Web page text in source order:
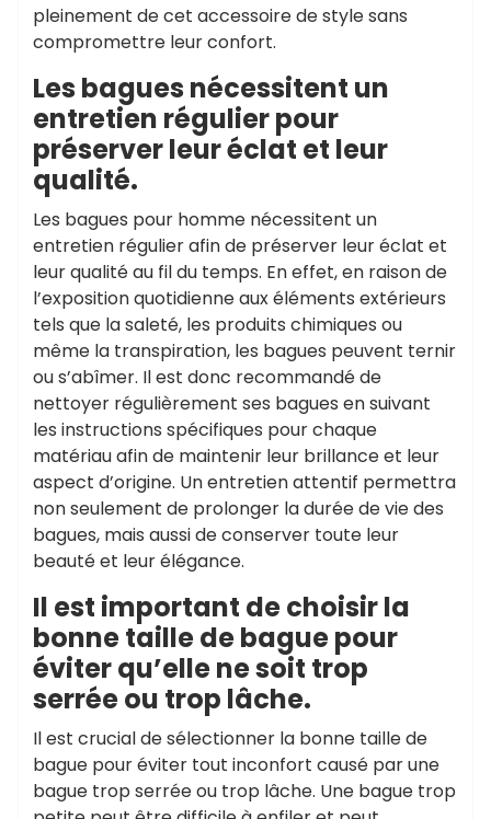
pleinement de cet accessoire de style sans
compromettre leur confort.
Les bagues nécessitent un
entretien régulier pour
préserver leur éclat et leur
qualité.
Les bagues pour homme nécessitent un
entretien régulier afin de préserver leur éclat et
leur qualité au fil du temps. En effet, en raison de
l’exposition quotidienne aux éléments extérieurs
tels que la saleté, les produits chimiques ou
même la transpiration, les bagues peuvent ternir
ou s’abîmer. Il est donc recommandé de
nettoyer régulièrement ses bagues en suivant
les instructions spécifiques pour chaque
matériau afin de maintenir leur brillance et leur
aspect d’origine. Un entretien attentif permettra
non seulement de prolonger la durée de vie des
bagues, mais aussi de conserver toute leur
beauté et leur élégance.
Il est important de choisir la
bonne taille de bague pour
éviter qu’elle ne soit trop
serrée ou trop lâche.
Il est crucial de sélectionner la bonne taille de
bague pour éviter tout inconfort causé par une
bague trop serrée ou trop lâche. Une bague trop